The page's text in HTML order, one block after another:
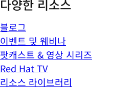
다양한 리소스
블로그
이벤트 및 웨비나
팟캐스트 & 영상 시리즈
Red Hat TV
리소스 라이브러리